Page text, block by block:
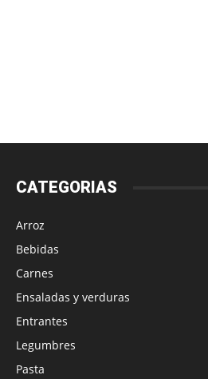
CATEGORIAS
Arroz
Bebidas
Carnes
Ensaladas y verduras
Entrantes
Legumbres
Pasta